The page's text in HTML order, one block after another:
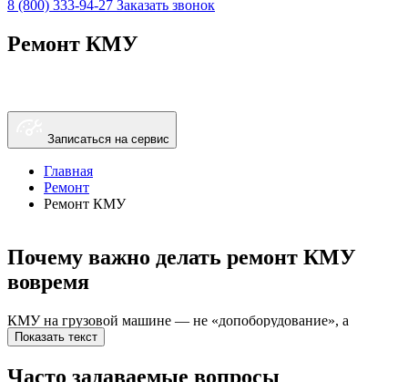
8 (800) 333-94-27 Заказать звонок
Ремонт КМУ
Записаться на сервис
Главная
Ремонт
Ремонт КМУ
Почему важно делать ремонт КМУ
вовремя
КМУ на грузовой машине — не «допоборудование», а
рабочий инструмент. Если стрела пошла рывками, кран стал
полоска, — это уже сигнал. Откладывая ремонт КМУ,
Показать текст
Часто задаваемые вопросы